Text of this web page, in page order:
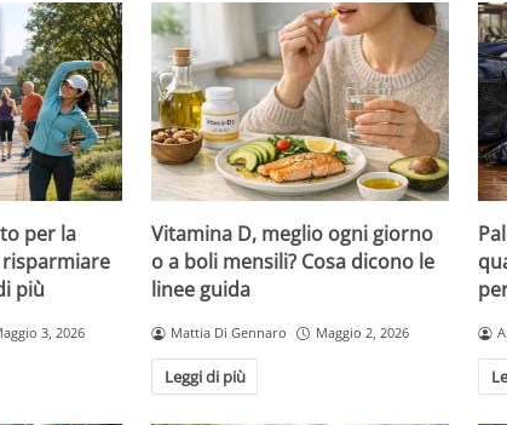
per la
più
3, 2026
Vitamina D, meglio ogni giorno
o a boli mensili? Cosa dicono le
linee guida
Mattia Di Gennaro Maggio 2, 2026
Leggi di più